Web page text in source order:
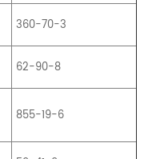
360-70-3
62-90-8
855-19-6